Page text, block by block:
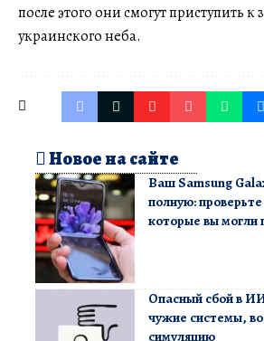
после этого они смогут приступить к
украинского неба.
Новое на сайте
Ваш Samsung
полную:
которые вы могли
Опасный сбой в
чужие системы,
симуляцию